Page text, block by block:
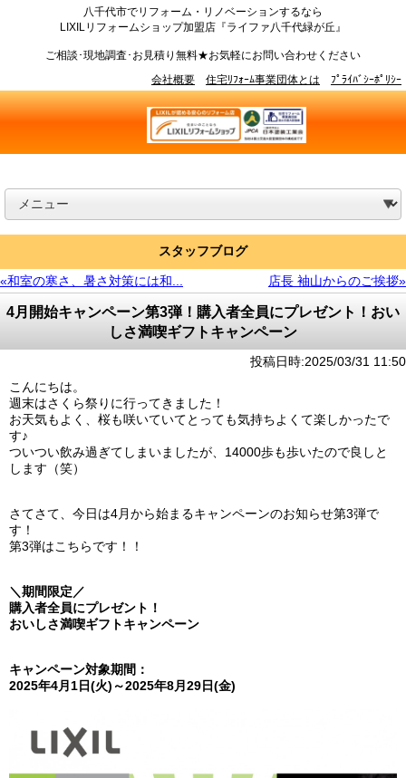
八千代市でリフォーム・リノベーションするなら
LIXILリフォームショップ加盟店『ライファ八千代緑が丘』
ご相談･現地調査･お見積り無料★お気軽にお問い合わせください
会社概要
住宅ﾘﾌｫｰﾑ事業団体とは ﾌﾟﾗｲﾊﾞｼｰﾎﾟﾘｼｰ
スタッフブログ
«和室の寒さ、暑さ対策には和... 店長 袖山からのご挨拶»
4月開始キャンペーン第3弾！購入者全員にプレゼント！おい
しさ満喫ギフトキャンペーン
投稿日時:2025/03/31 11:50
こんにちは。
週末はさくら祭りに行ってきました！
お天気もよく、桜も咲いていてとっても気持ちよくて楽しかったで
す♪
ついつい飲み過ぎてしまいましたが、14000歩も歩いたので良しと
します（笑）
さてさて、今日は4月から始まるキャンペーンのお知らせ第3弾で
す！
第3弾はこちらです！！
＼期間限定／
購入者全員にプレゼント！
おいしさ満喫ギフトキャンペーン
キャンペーン対象期間：
2025年4月1日(火)～2025年8月29日(金)